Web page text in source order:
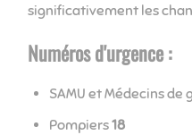
significativement les
Numéros d'urgence :
SAMU et Médecins de
Pompiers18